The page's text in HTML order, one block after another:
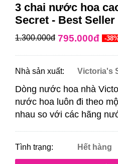
3 chai nước hoa
Secret - Best Seller
1.300.000đ 795.000đ -
Nhà sản xuất: Victoria's
Dòng nước hoa nhà
nước hoa luôn đi theo
nhau so với các hãng
Tình trạng: Hết hàng